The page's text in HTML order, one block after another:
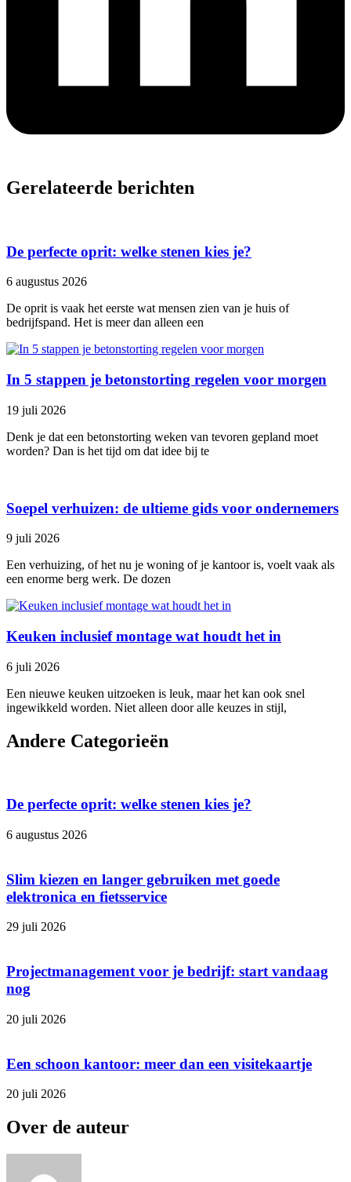
Gerelateerde berichten
De perfecte oprit: welke stenen kies je?
6 augustus 2026
De oprit is vaak het eerste wat mensen zien van je huis of
bedrijfspand. Het is meer dan alleen een
In 5 stappen je betonstorting regelen voor morgen
19 juli 2026
Denk je dat een betonstorting weken van tevoren gepland moet
worden? Dan is het tijd om dat idee bij te
Soepel verhuizen: de ultieme gids voor ondernemers
9 juli 2026
Een verhuizing, of het nu je woning of je kantoor is, voelt vaak als
een enorme berg werk. De dozen
Keuken inclusief montage wat houdt het in
6 juli 2026
Een nieuwe keuken uitzoeken is leuk, maar het kan ook snel
ingewikkeld worden. Niet alleen door alle keuzes in stijl,
Andere Categorieën
De perfecte oprit: welke stenen kies je?
6 augustus 2026
Slim kiezen en langer gebruiken met goede
elektronica en fietsservice
29 juli 2026
Projectmanagement voor je bedrijf: start vandaag
nog
20 juli 2026
Een schoon kantoor: meer dan een visitekaartje
20 juli 2026
Over de auteur